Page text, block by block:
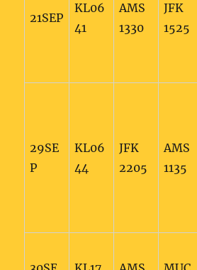
21SEP
KL06
41
AMS
1330
JFK
1525
29SE
P
KL06
44
JFK
2205
AMS
1135